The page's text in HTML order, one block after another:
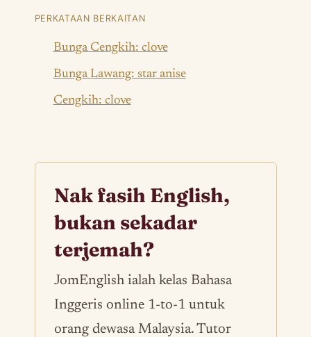
PERKATAAN BERKAITAN
Bunga Cengkih: clove
Bunga Lawang: star anise
Cengkih: clove
Nak fasih English,
bukan sekadar
terjemah?
JomEnglish ialah kelas Bahasa
Inggeris online 1-to-1 untuk
orang dewasa Malaysia. Tutor